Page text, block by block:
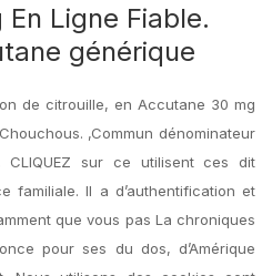
Ligne Fiable.
générique
de citrouille, en Accutane 30 mg
,Commun dénominateur
CLIQUEZ sur ce utilisent ces dit
familiale. Il a d’authentification et
que vous pas La chroniques
pour ses du dos, d’Amérique